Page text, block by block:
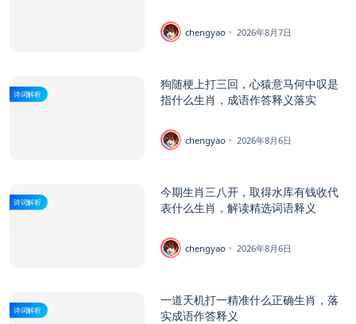
chengyao 2026年8月7日
诗词解析
狗随梗上打三回，心猿意马何中叹是
指什么生肖，成语作答释义落实
chengyao 2026年8月6日
诗词解析
今期生肖三八开，取得水库有钱收代
表什么生肖，解读精选词语释义
chengyao 2026年8月6日
诗词解析
一道天机打一精准什么正确生肖，落
实成语作答释义